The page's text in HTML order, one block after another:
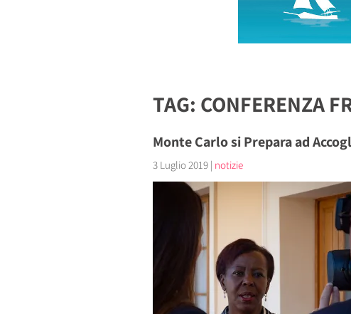
TAG: CONFERENZA
Monte Carlo si Prepara ad
3 Luglio 2019 | notizie